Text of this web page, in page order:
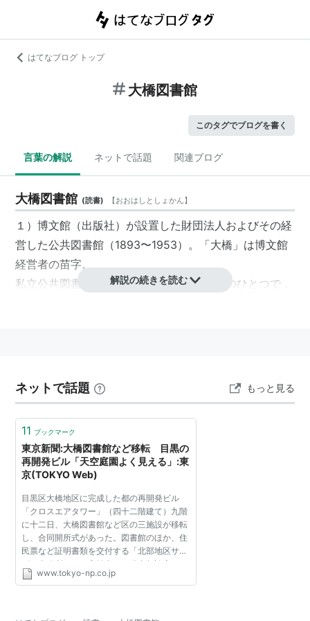
はてなブログ トップ
大橋図書館
このタグでブログを書く
言葉の解説 ネットで話題 関連ブログ
大橋図書館 (読書) 【おおはしとしょかん】
１）博文館（出版社）が設置した財団法人およびその経
営した公共図書館 （1893〜1953）。「大橋」は博文館
経営者の苗字。
私立公共図書館
としては最も成功したもののひとつで，
解説の続きを読む
ネットで話題 もっと見る
11 ブックマーク
東京新聞:大橋図書館など移転 目黒の
再開発ビル「天空庭園よく見える」:東
京(TOKYO Web)
目黒区大橋地区に完成した都の再開発ビル
「クロスエアタワー」（四十二階建て）九階
に十二日、大橋図書館など区の三施設が移転
し、合同開所式があった。図書館のほか、住
民票など証明書類を交付する「北部地区サー
ビス事務所」と、高齢者らの総合相談窓口
「北部包括支援センター」が移転した。 クロ
www.tokyo-np.co.jp